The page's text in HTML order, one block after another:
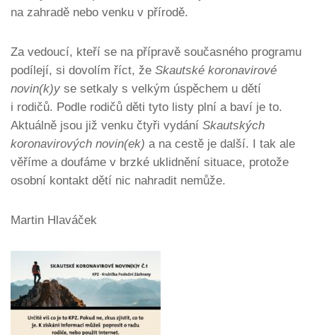
na zahradě nebo venku v přírodě.
Za vedoucí, kteří se na přípravě současného programu
podílejí, si dovolím říct, že Skautské koronavirové
novin(k)y se setkaly s velkým úspěchem u dětí
i rodičů. Podle rodičů děti tyto listy plní a baví je to.
Aktuálně jsou již venku čtyři vydání Skautských
koronavirových novin(ek) a na cestě je další. I tak ale
věříme a doufáme v brzké uklidnění situace, protože
osobní kontakt dětí nic nahradit nemůže.
Martin Hlaváček